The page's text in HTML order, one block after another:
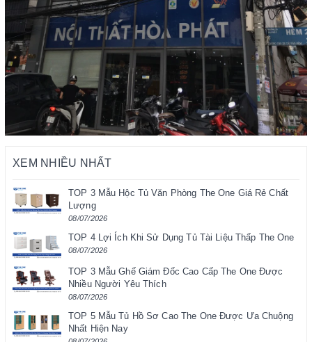
XEM NHIỀU NHẤT
TOP 3 Mẫu Hộc Tủ Văn Phòng The One Giá Rẻ Chất
Lượng
08/07/2026
TOP 4 Lợi Ích Khi Sử Dụng Tủ Tài Liệu Thấp The One
08/07/2026
TOP 3 Mẫu Ghế Giám Đốc Cao Cấp The One Được
Nhiều Người Yêu Thích
08/07/2026
TOP 5 Mẫu Tủ Hồ Sơ Cao The One Được Ưa Chuộng
Nhất Hiện Nay